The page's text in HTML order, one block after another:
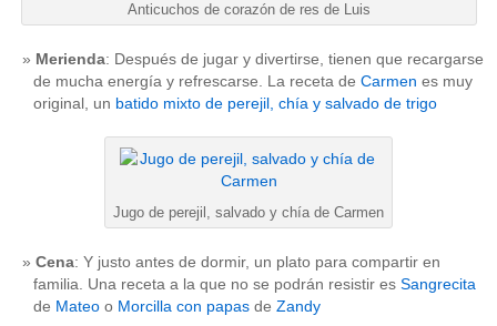
Anticuchos de corazón de res de Luis
Merienda: Después de jugar y divertirse, tienen que recargarse
de mucha energía y refrescarse. La receta de Carmen es muy
original, un batido mixto de perejil, chía y salvado de trigo
Jugo de perejil, salvado y chía de Carmen
Cena: Y justo antes de dormir, un plato para compartir en
familia. Una receta a la que no se podrán resistir es Sangrecita
de Mateo o Morcilla con papas de Zandy